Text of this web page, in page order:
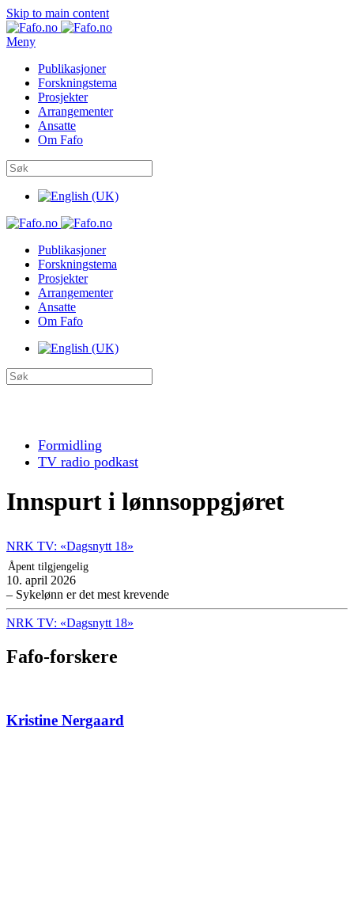
Skip to main content
Meny
Publikasjoner
Forskningstema
Prosjekter
Arrangementer
Ansatte
Om Fafo
Publikasjoner
Forskningstema
Prosjekter
Arrangementer
Ansatte
Om Fafo
Formidling
TV radio podkast
Innspurt i lønnsoppgjøret
NRK TV: «Dagsnytt 18»
Åpent tilgjengelig
10. april 2026
– Sykelønn er det mest krevende
NRK TV: «Dagsnytt 18»
Fafo-forskere
Kristine Nergaard